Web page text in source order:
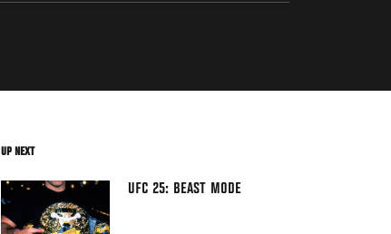
UP NEXT
UFC 25: BEAST MODE